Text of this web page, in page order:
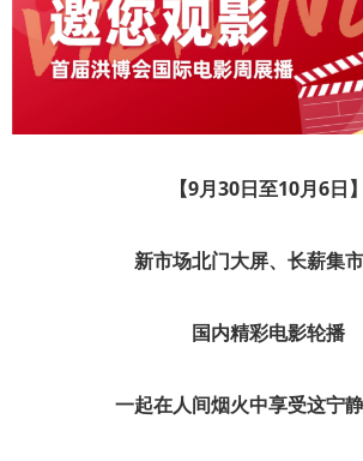
【9月30日至10月6日】
新市场北门大屏、长薪集
国内精彩电影轮播
一起在人间烟火中享受这宁